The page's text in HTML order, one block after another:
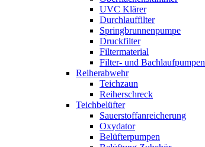
UVC Klärer
Durchlauffilter
Springbrunnenpumpe
Druckfilter
Filtermaterial
Filter- und Bachlaufpumpen
Reiherabwehr
Teichzaun
Reiherschreck
Teichbelüfter
Sauerstoffanreicherung
Oxydator
Belüfterpumpen